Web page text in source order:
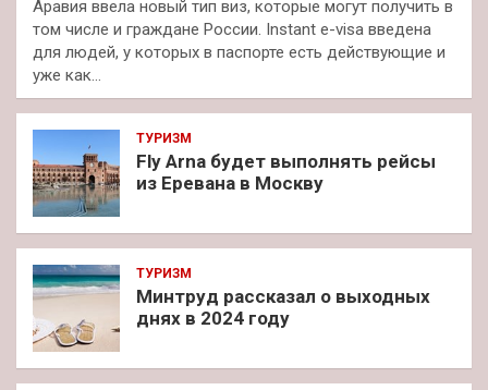
Аравия ввела новый тип виз, которые могут получить в
том числе и граждане России. Instant e-visa введена
для людей, у которых в паспорте есть действующие и
уже как…
ТУРИЗМ
Fly Arna будет выполнять рейсы
из Еревана в Москву
ТУРИЗМ
Минтруд рассказал о выходных
днях в 2024 году